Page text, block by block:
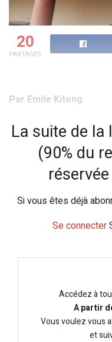
20
PARTAGES
Par Emile Kitong
La suite de
(90% du
Si vous êtes déjà
Se connecter
Accédez à
A partir
Vous voulez vous
et